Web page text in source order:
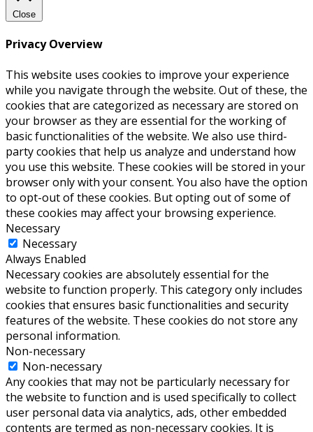
Close
Privacy Overview
This website uses cookies to improve your experience
while you navigate through the website. Out of these, the
cookies that are categorized as necessary are stored on
your browser as they are essential for the working of
basic functionalities of the website. We also use third-
party cookies that help us analyze and understand how
you use this website. These cookies will be stored in your
browser only with your consent. You also have the option
to opt-out of these cookies. But opting out of some of
these cookies may affect your browsing experience.
Necessary
Necessary
Always Enabled
Necessary cookies are absolutely essential for the
website to function properly. This category only includes
cookies that ensures basic functionalities and security
features of the website. These cookies do not store any
personal information.
Non-necessary
Non-necessary
Any cookies that may not be particularly necessary for
the website to function and is used specifically to collect
user personal data via analytics, ads, other embedded
contents are termed as non-necessary cookies. It is